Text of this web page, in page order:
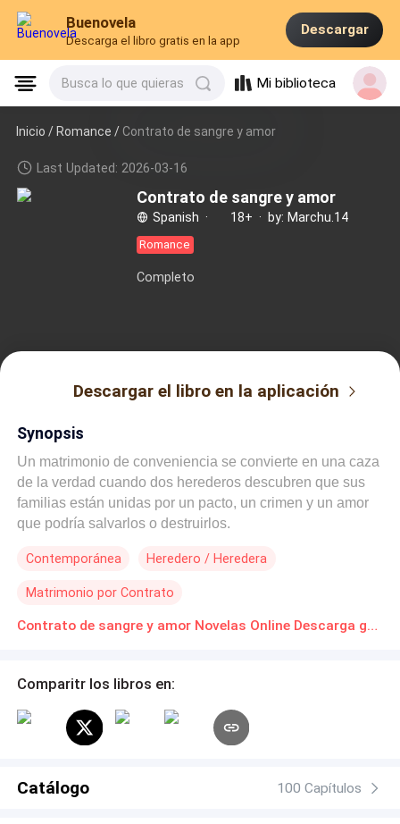
Buenovela
Descarga el libro gratis en la app
Descargar
Busca lo que quieras Mi biblioteca
Inicio /Romance / Contrato de sangre y amor
Last Updated: 2026-03-16
Contrato de sangre y amor
Spanish · 18+ · by: Marchu.14
Romance
Completo
Descargar el libro en la aplicación
Synopsis
Un matrimonio de conveniencia se convierte en una caza
de la verdad cuando dos herederos descubren que sus
familias están unidas por un pacto, un crimen y un amor
que podría salvarlos o destruirlos.
Contemporánea Heredero / Heredera
Matrimonio por Contrato
Contrato de sangre y amor Novelas Online Descarga gratuita de PDF
Comparitr los libros en:
Catálogo 100 Capítulos